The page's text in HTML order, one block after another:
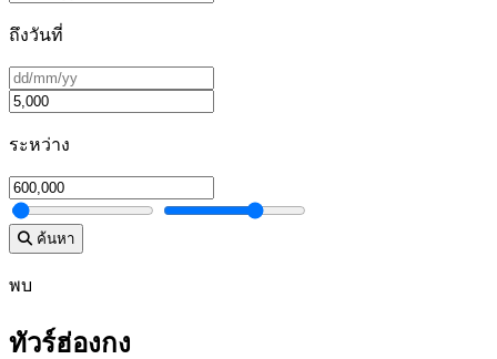
ถึงวันที่
ระหว่าง
ค้นหา
พบ
ทัวร์ฮ่องกง